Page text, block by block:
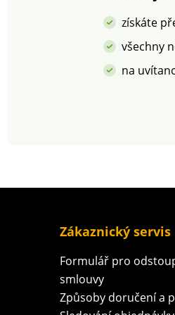
vyžaduje méně vody a
energie. Lze prát vzískáte
všechny
na
Zákaznický servis
Formulář pro
smlouvy
Způsoby doručení a